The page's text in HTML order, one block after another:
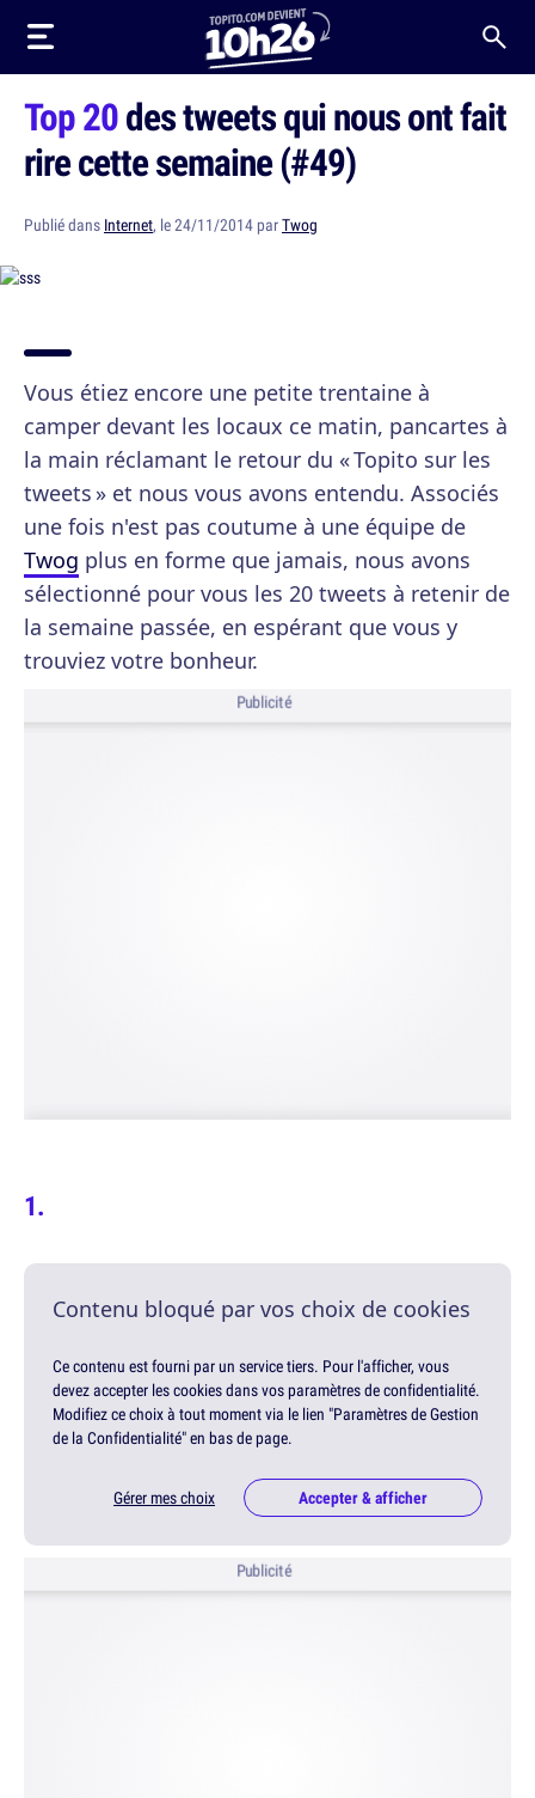
Top 20des tweets qui nous ont fait
rire cette semaine (#49)
Publié dans Internet, le 24/11/2014 parTwog
Vous étiez encore une petite trentaine à
camper devant les locaux ce matin, pancartes à
la main réclamant le retour du « Topito sur les
tweets » et nous vous avons entendu. Associés
une fois n'est pas coutume à une équipe de
Twog plus en forme que jamais, nous avons
sélectionné pour vous les 20 tweets à retenir de
la semaine passée, en espérant que vous y
trouviez votre bonheur.
Publicité
Contenu bloqué par vos choix de cookies
Ce contenu est fourni par un service tiers. Pour l'afficher, vous
devez accepter les cookies dans vos paramètres de confidentialité.
Modifiez ce choix à tout moment via le lien "Paramètres de Gestion
de la Confidentialité" en bas de page.
Gérer mes choix Accepter & afficher
Publicité